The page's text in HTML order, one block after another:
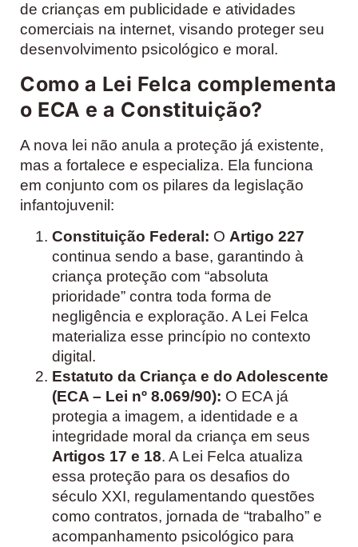
de crianças em publicidade e atividades
comerciais na internet, visando proteger seu
desenvolvimento psicológico e moral.
Como a Lei Felca complementa
o ECA e a Constituição?
A nova lei não anula a proteção já existente,
mas a fortalece e especializa. Ela funciona
em conjunto com os pilares da legislação
infantojuvenil:
Constituição Federal: O Artigo 227
continua sendo a base, garantindo à
criança proteção com “absoluta
prioridade” contra toda forma de
negligência e exploração. A Lei Felca
materializa esse princípio no contexto
digital.
Estatuto da Criança e do Adolescente
(ECA – Lei nº 8.069/90): O ECA já
protegia a imagem, a identidade e a
integridade moral da criança em seus
Artigos 17 e 18. A Lei Felca atualiza
essa proteção para os desafios do
século XXI, regulamentando questões
como contratos, jornada de “trabalho” e
acompanhamento psicológico para